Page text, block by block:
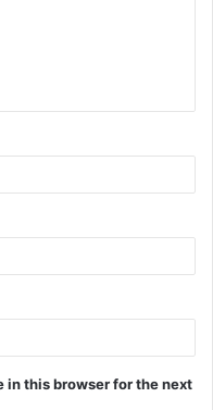
in this browser for the next